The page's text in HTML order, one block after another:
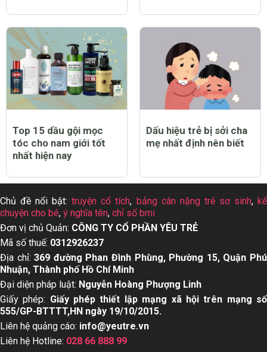
Top 15 dầu gội mọc
tóc cho nam giới tốt
nhất hiện nay
Dấu hiệu trẻ bị sởi cha
mẹ nhất định nên biết
Chủ đề nổi bật:truyện cổ tích, bảng cân nặng trẻ sơ sinh,kể
chuyện cho bé, ý nghĩa tên, chỉ số bmi
Đơn vị chủ Quản: CÔNG TY CỔ PHẦN YÊU TRẺ
Mã số thuế: 0312926237
Địa chỉ:369 đường Phan Đình Phùng, Phường 15, Quận Phú
Nhuận, Thành phố Hồ Chí Minh
Đại diện pháp luật: Nguyễn Hoàng Phượng Linh
Giấy phép: Giấy phép thiết lập mạng xã hội trên mạng số
555/GP-BTTTT,HN ngày 19/10/2015.
Liên hệ quảng cáo: info@yeutre.vn
Liên hệ Hotline: 028 66 888 99